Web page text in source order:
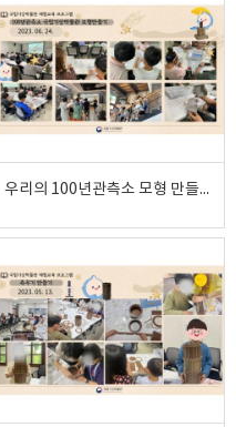
우리의 100년관측소 모형 만들기-2회차